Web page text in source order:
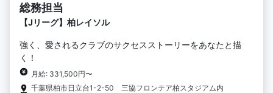
総務担当
【Jリーグ】柏レイソル
強く、愛されるクラブのサクセスストーリーをあなたと描
く！
月給: 331,500円〜
千葉県柏市日立台1-2-50 三協フロンテア柏スタジアム内